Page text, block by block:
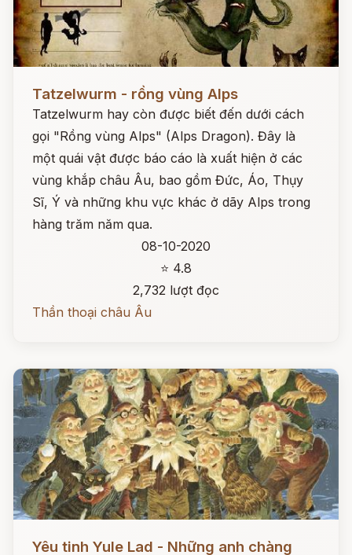
Tatzelwurm - rồng vùng Alps
Tatzelwurm hay còn được biết đến dưới cách
gọi "Rồng vùng Alps" (Alps Dragon). Đây là
một quái vật được báo cáo là xuất hiện ở các
vùng khắp châu Âu, bao gồm Đức, Áo, Thụy
Sĩ, Ý và những khu vực khác ở dãy Alps trong
hàng trăm năm qua.
08-10-2020
⭐ 4.8
2,732 lượt đọc
Thần thoại châu Âu
Yêu tinh Yule Lad - Những anh chàng